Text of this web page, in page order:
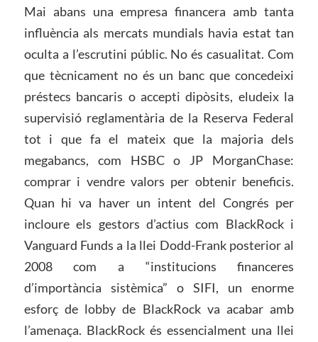
Mai abans una empresa financera amb tanta
influència als mercats mundials havia estat tan
oculta a l’escrutini públic. No és casualitat. Com
que tècnicament no és un banc que concedeixi
préstecs bancaris o accepti dipòsits, eludeix la
supervisió reglamentària de la Reserva Federal
tot i que fa el mateix que la majoria dels
megabancs, com HSBC o JP MorganChase:
comprar i vendre valors per obtenir beneficis.
Quan hi va haver un intent del Congrés per
incloure els gestors d’actius com BlackRock i
Vanguard Funds a la llei Dodd-Frank posterior al
2008 com a “institucions financeres
d’importància sistèmica” o SIFI, un enorme
esforç de lobby de BlackRock va acabar amb
l’amenaça. BlackRock és essencialment una llei